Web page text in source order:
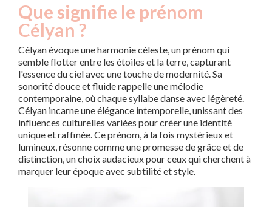
Que signifie le prénom
Célyan ?
Célyan évoque une harmonie céleste, un prénom qui
semble flotter entre les étoiles et la terre, capturant
l'essence du ciel avec une touche de modernité. Sa
sonorité douce et fluide rappelle une mélodie
contemporaine, où chaque syllabe danse avec légèreté.
Célyan incarne une élégance intemporelle, unissant des
influences culturelles variées pour créer une identité
unique et raffinée. Ce prénom, à la fois mystérieux et
lumineux, résonne comme une promesse de grâce et de
distinction, un choix audacieux pour ceux qui cherchent à
marquer leur époque avec subtilité et style.